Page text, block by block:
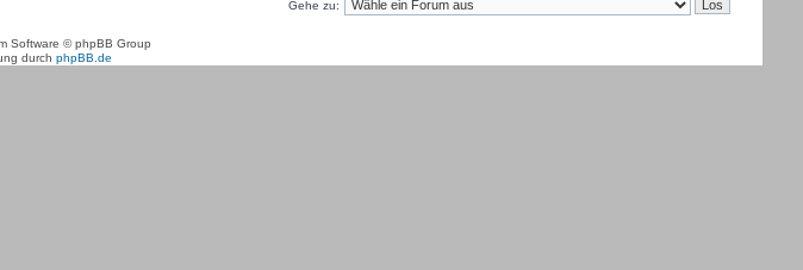
Gehe zu:
Software © phpBB Group
durchphpBB.de